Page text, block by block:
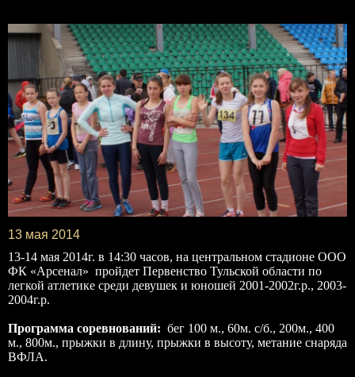
13 мая 2014
13-14 мая 2014г. в 14:30 часов, на центральном стадионе ООО
ФК «Арсенал» пройдет Первенство Тульской области по
легкой атлетике среди девушек и юношей 2001-2002г.р., 2003-
2004г.р.
Программа соревнований: бег 100 м., 60м. с/б., 200м., 400
м., 800м., прыжки в длину, прыжки в высоту, метание снаряда
ВФЛА.